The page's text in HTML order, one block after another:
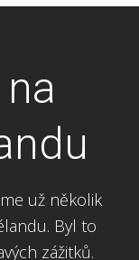
už několik
Byl to
zážitků.